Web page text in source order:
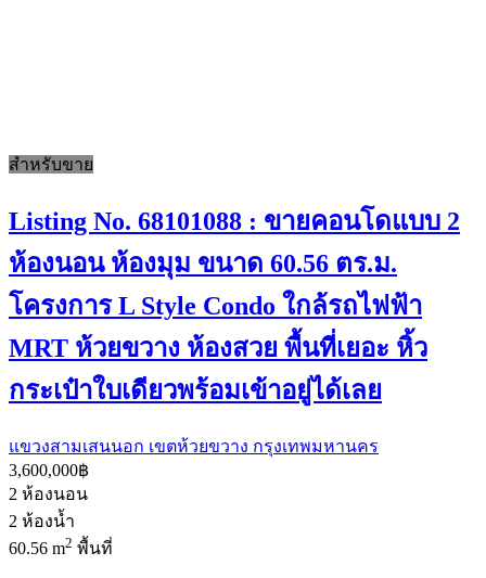
สำหรับขาย
Listing No. 68101088 : ขายคอนโดแบบ 2
ห้องนอน ห้องมุม ขนาด 60.56 ตร.ม.
โครงการ L Style Condo ใกล้รถไฟฟ้า
MRT ห้วยขวาง ห้องสวย พื้นที่เยอะ หิ้ว
กระเป๋าใบเดียวพร้อมเข้าอยู่ได้เลย
แขวงสามเสนนอก เขตห้วยขวาง กรุงเทพมหานคร
3,600,000฿
2 ห้องนอน
2 ห้องน้ำ
60.56 m2 พื้นที่